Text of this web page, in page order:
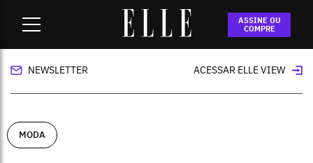
ASSINE OU
COMPRE
É assim que as fashionistas estão montando
os looks com regata branca
NEWSLETTER ACESSAR ELLE VIEW
MODA